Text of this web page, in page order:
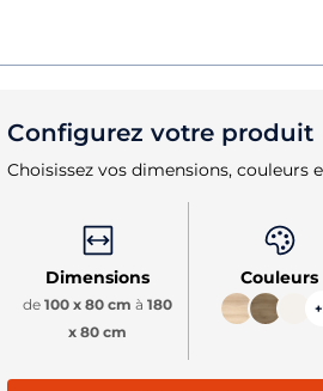
Configurez votre produit
Choisissez vos dimensions, couleurs
Dimensions
de 100 x 80 cm à 180
x 80 cm
Couleurs